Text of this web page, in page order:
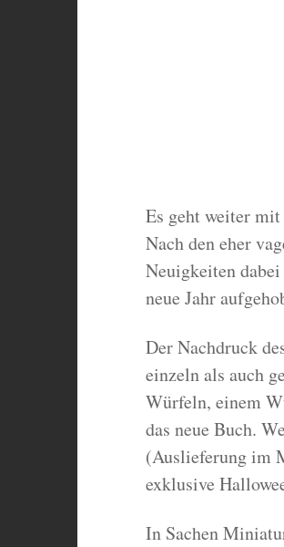
Es geht weiter
Nach den eher
Neuigkeiten
neue Jahr
Der Nachdruck
einzeln als auch
Würfeln, einem
das neue Buch.
(Auslieferung im
exklusive
In Sachen